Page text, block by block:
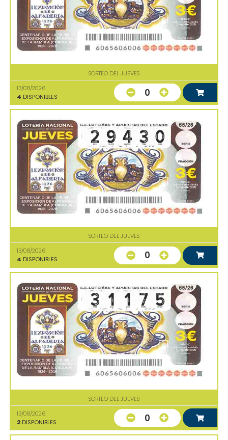
SORTEO DEL JUEVES
13/08/2026
4 DISPONIBLES 0
SORTEO DEL JUEVES
13/08/2026
4 DISPONIBLES 0
SORTEO DEL JUEVES
13/08/2026
2 DISPONIBLES 0